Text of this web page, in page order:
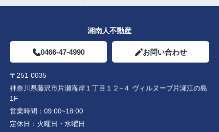
湘南人不動産
0466-47-4990 お問い合わせ
〒251-0035
神奈川県藤沢市片瀬海岸１丁目１２−４ ヴィルヌーブ片瀬江の島
1F
営業時間： 09:00~18:00
定休日： 火曜日・水曜日